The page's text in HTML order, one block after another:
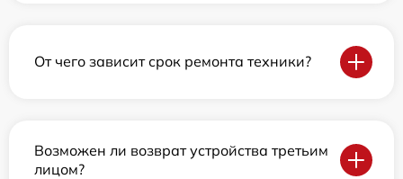
От чего зависит срок ремонта техники?
Возможен ли возврат устройства третьим
лицом?